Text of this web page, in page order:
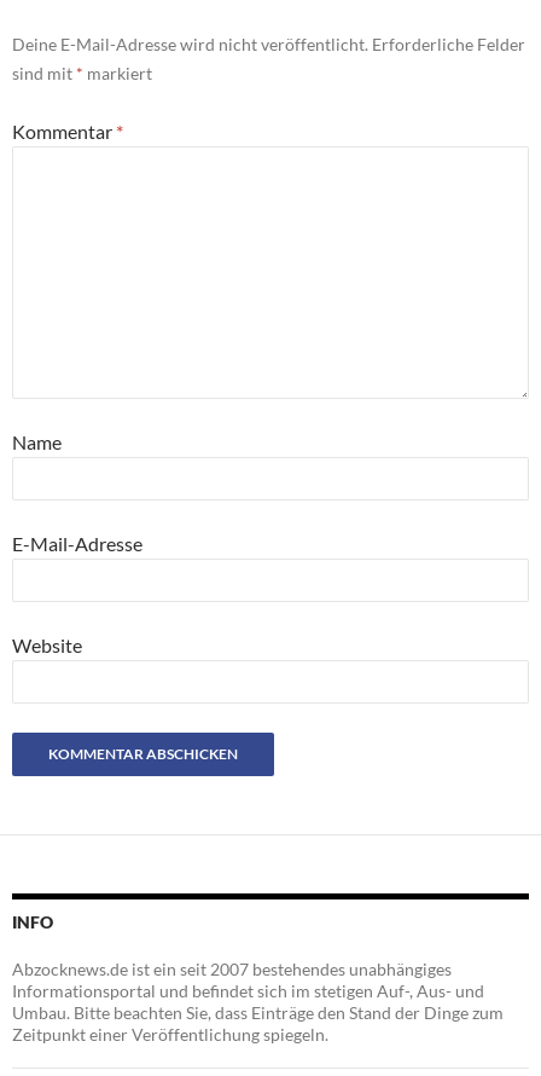
Deine E-Mail-Adresse wird nicht veröffentlicht. Erforderliche Felder
sind mit * markiert
Kommentar *
Name
E-Mail-Adresse
Website
INFO
Abzocknews.de ist ein seit 2007 bestehendes unabhängiges
Informationsportal und befindet sich im stetigen Auf-, Aus- und
Umbau. Bitte beachten Sie, dass Einträge den Stand der Dinge zum
Zeitpunkt einer Veröffentlichung spiegeln.